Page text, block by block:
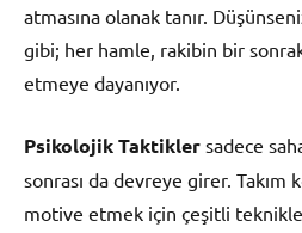
atmasına olanak tanır.
gibi; her hamle, rakibin bir
etmeye dayanıyor.
Psikolojik Taktikler sadece
sonrası da devreye girer. Takım
motive etmek için çeşitli